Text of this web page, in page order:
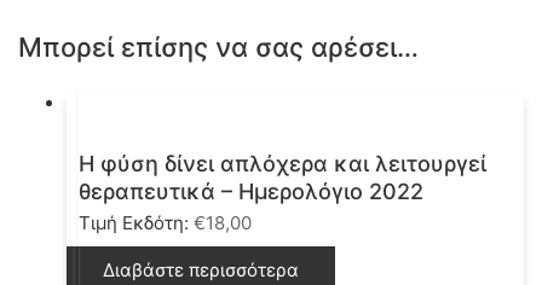
Μπορεί επίσης να σας αρέσει…
Η φύση δίνει απλόχερα και λειτουργεί
θεραπευτικά – Ημερολόγιο 2022
Τιμή Εκδότη: €18,00
Διαβάστε περισσότερα